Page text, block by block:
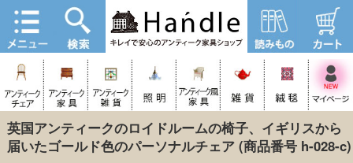
英国アンティークのロイドルームの椅子、イギリスから
届いたゴールド色のパーソナルチェア(商品番号 h-028-c)